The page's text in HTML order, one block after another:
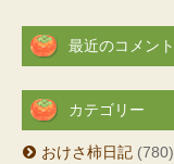
最近のコメント
カテゴリー
おけさ柿日記 (780)